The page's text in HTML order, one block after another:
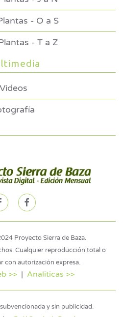
- O a S
- T a Z
Videos
Proyecto Sierra de Baza.
Cualquier reproducción total o
con autorización expresa.
>>| Analiticas >>
y sin publicidad.